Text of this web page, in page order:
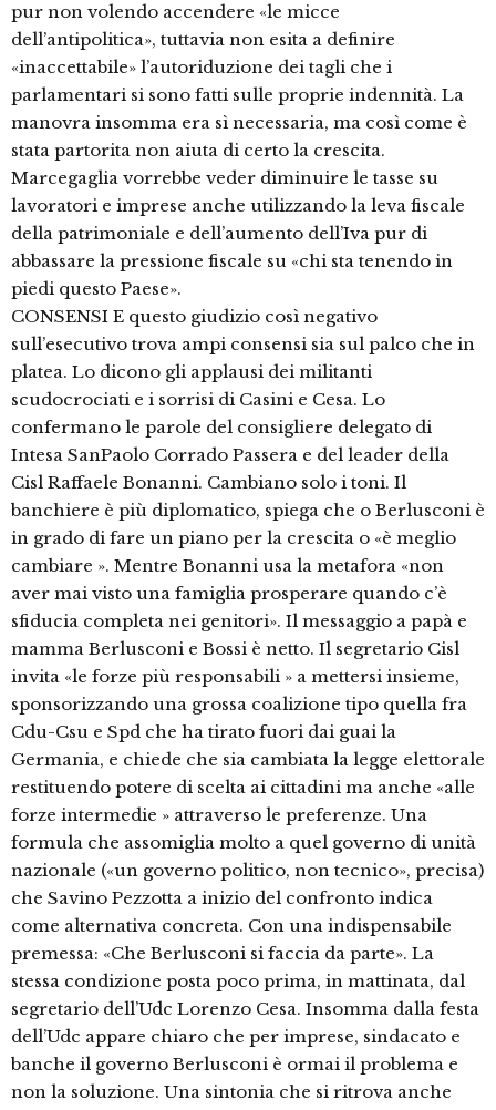
pur non volendo accendere «le micce
dell’antipolitica», tuttavia non esita a definire
«inaccettabile» l’autoriduzione dei tagli che i
parlamentari si sono fatti sulle proprie indennità. La
manovra insomma era sì necessaria, ma così come è
stata partorita non aiuta di certo la crescita.
Marcegaglia vorrebbe veder diminuire le tasse su
lavoratori e imprese anche utilizzando la leva fiscale
della patrimoniale e dell’aumento dell’Iva pur di
abbassare la pressione fiscale su «chi sta tenendo in
piedi questo Paese».
CONSENSI E questo giudizio così negativo
sull’esecutivo trova ampi consensi sia sul palco che in
platea. Lo dicono gli applausi dei militanti
scudocrociati e i sorrisi di Casini e Cesa. Lo
confermano le parole del consigliere delegato di
Intesa SanPaolo Corrado Passera e del leader della
Cisl Raffaele Bonanni. Cambiano solo i toni. Il
banchiere è più diplomatico, spiega che o Berlusconi è
in grado di fare un piano per la crescita o «è meglio
cambiare ». Mentre Bonanni usa la metafora «non
aver mai visto una famiglia prosperare quando c’è
sfiducia completa nei genitori». Il messaggio a papà e
mamma Berlusconi e Bossi è netto. Il segretario Cisl
invita «le forze più responsabili » a mettersi insieme,
sponsorizzando una grossa coalizione tipo quella fra
Cdu-Csu e Spd che ha tirato fuori dai guai la
Germania, e chiede che sia cambiata la legge elettorale
restituendo potere di scelta ai cittadini ma anche «alle
forze intermedie » attraverso le preferenze. Una
formula che assomiglia molto a quel governo di unità
nazionale («un governo politico, non tecnico», precisa)
che Savino Pezzotta a inizio del confronto indica
come alternativa concreta. Con una indispensabile
premessa: «Che Berlusconi si faccia da parte». La
stessa condizione posta poco prima, in mattinata, dal
segretario dell’Udc Lorenzo Cesa. Insomma dalla festa
dell’Udc appare chiaro che per imprese, sindacato e
banche il governo Berlusconi è ormai il problema e
non la soluzione. Una sintonia che si ritrova anche